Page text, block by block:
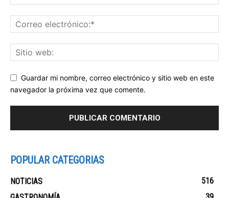
Guardar mi nombre, correo electrónico y sitio web en este
navegador la próxima vez que comente.
POPULAR CATEGORIAS
NOTICIAS
516